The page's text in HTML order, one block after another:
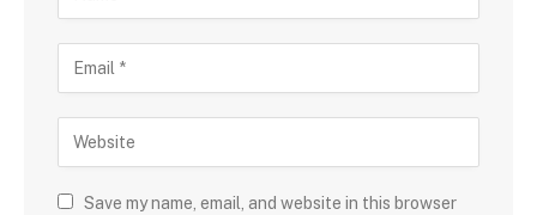
Save my name, email, and website in this browser